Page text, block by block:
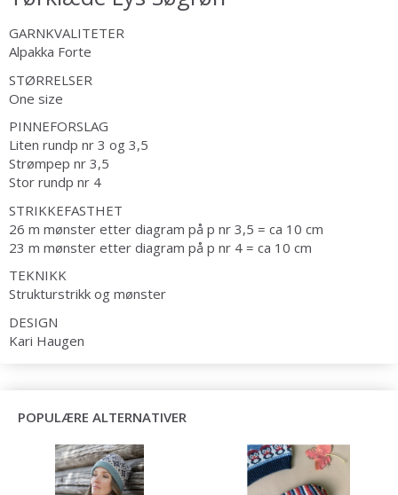
GARNKVALITETER
Alpakka Forte
STØRRELSER
One size
PINNEFORSLAG
Liten rundp nr 3 og 3,5
Strømpep nr 3,5
Stor rundp nr 4
STRIKKEFASTHET
26 m mønster etter diagram på p nr 3,5 = ca 10 cm
23 m mønster etter diagram på p nr 4 = ca 10 cm
TEKNIKK
Strukturstrikk og mønster
DESIGN
Kari Haugen
POPULÆRE ALTERNATIVER
Spar op til 50%
strikkeopskrifter og særlige tilbud!